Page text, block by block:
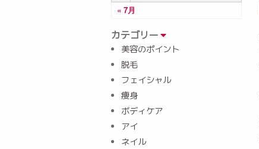
« 7月
カテゴリー
美容のポイント
脱毛
フェイシャル
痩身
ボディケア
アイ
ネイル